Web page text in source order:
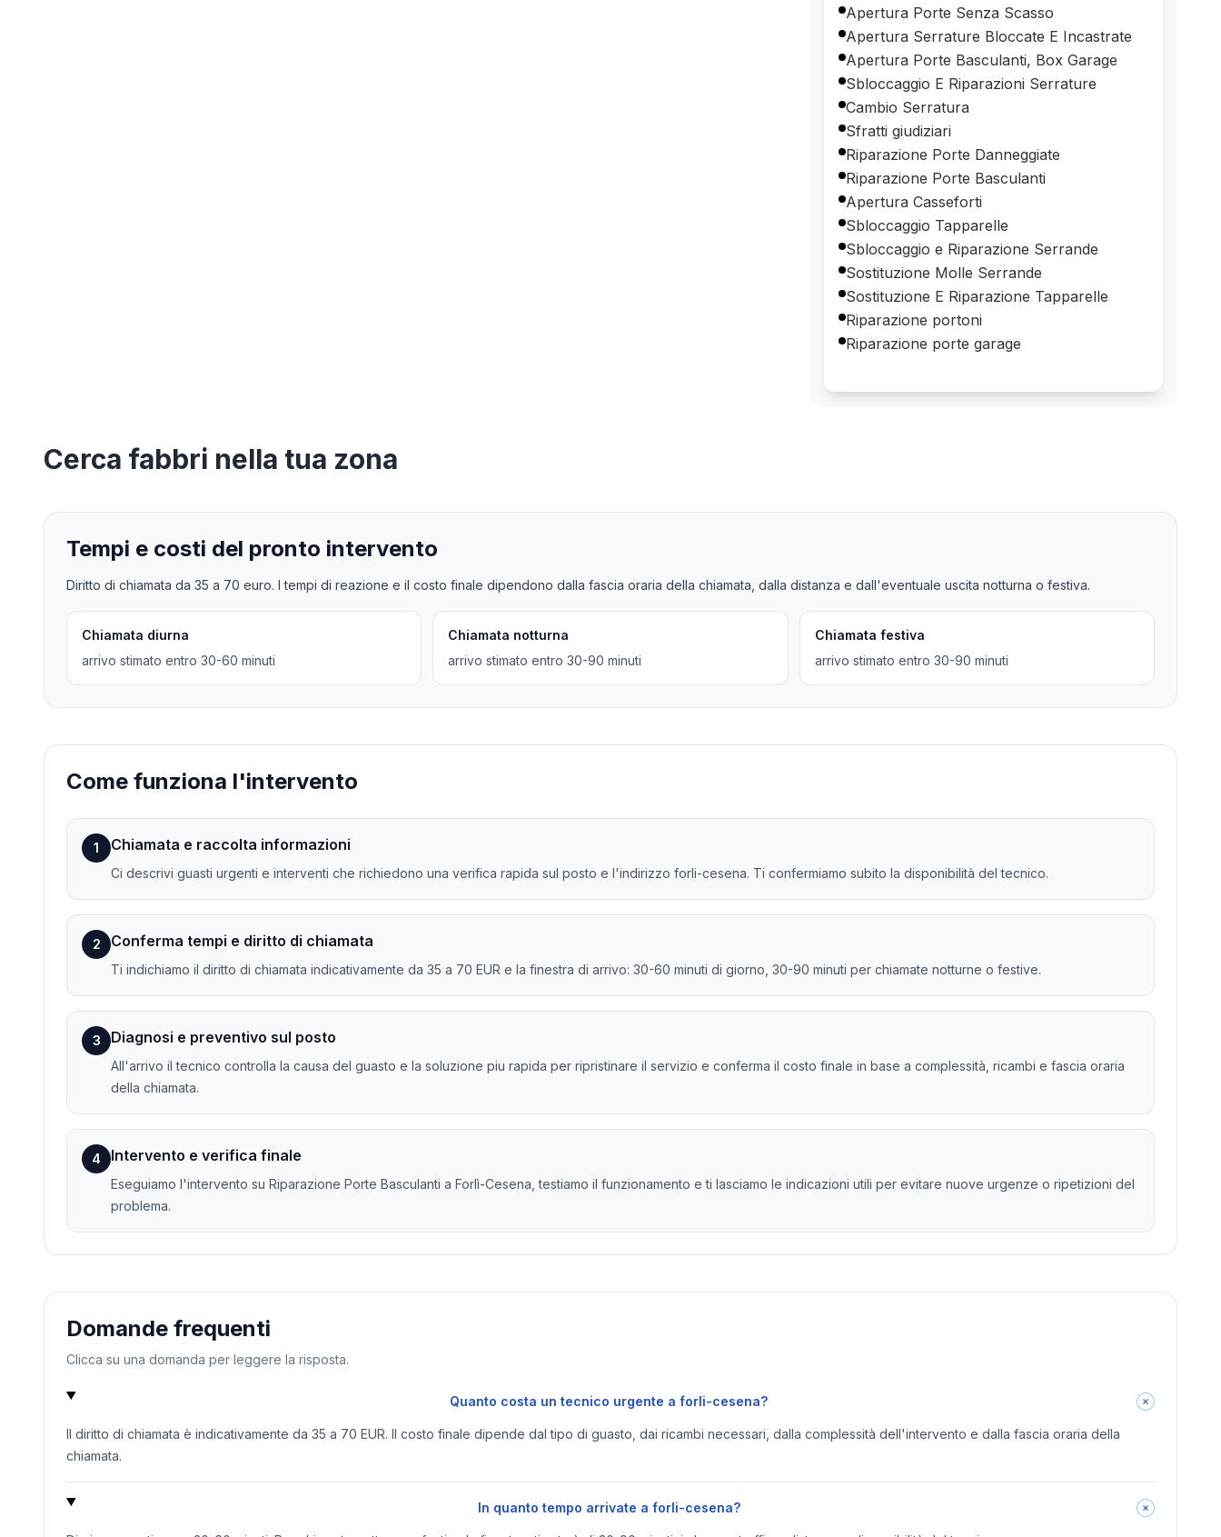
Apertura Porte Senza Scasso
Apertura Serrature Bloccate E Incastrate
Apertura Porte Basculanti, Box Garage
Sbloccaggio E Riparazioni Serrature
Cambio Serratura
Sfratti giudiziari
Riparazione Porte Danneggiate
Riparazione Porte Basculanti
Apertura Casseforti
Sbloccaggio Tapparelle
Sbloccaggio e Riparazione Serrande
Sostituzione Molle Serrande
Sostituzione E Riparazione Tapparelle
Riparazione portoni
Riparazione porte garage
Cerca fabbri nella tua zona
Tempi e costi del pronto intervento
Diritto di chiamata da 35 a 70 euro. I tempi di reazione e il costo finale dipendono dalla fascia oraria della chiamata, dalla distanza e dall'eventuale uscita notturna o festiva.
Chiamata diurna
arrivo stimato entro 30-60 minuti
Chiamata notturna
arrivo stimato entro 30-90 minuti
Chiamata festiva
arrivo stimato entro 30-90 minuti
Come funziona l'intervento
1 Chiamata e raccolta informazioni
Ci descrivi guasti urgenti e interventi che richiedono una verifica rapida sul posto e l'indirizzo forli-cesena. Ti confermiamo subito la disponibilità del tecnico.
2 Conferma tempi e diritto di chiamata
Ti indichiamo il diritto di chiamata indicativamente da 35 a 70 EUR e la finestra di arrivo: 30-60 minuti di giorno, 30-90 minuti per chiamate notturne o festive.
3 Diagnosi e preventivo sul posto
All'arrivo il tecnico controlla la causa del guasto e la soluzione piu rapida per ripristinare il servizio e conferma il costo finale in base a complessità, ricambi e fascia oraria
della chiamata.
4 Intervento e verifica finale
Eseguiamo l'intervento su Riparazione Porte Basculanti a Forlì-Cesena, testiamo il funzionamento e ti lasciamo le indicazioni utili per evitare nuove urgenze o ripetizioni del
problema.
Domande frequenti
Clicca su una domanda per leggere la risposta.
Quanto costa un tecnico urgente a forli-cesena?
Il diritto di chiamata è indicativamente da 35 a 70 EUR. Il costo finale dipende dal tipo di guasto, dai ricambi necessari, dalla complessità dell'intervento e dalla fascia oraria della
chiamata.
In quanto tempo arrivate a forli-cesena?